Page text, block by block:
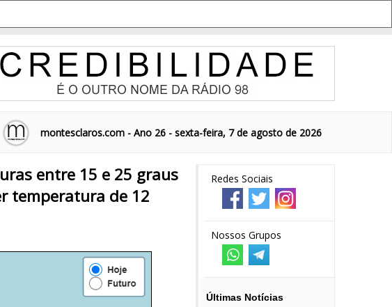
montesclaros.com - Ano 26 - sexta-feira, 7 de agosto de 2026
Redes Sociais
Nossos Grupos
Últimas Notícias
entre 15 e 25 graus
temperatura de 12